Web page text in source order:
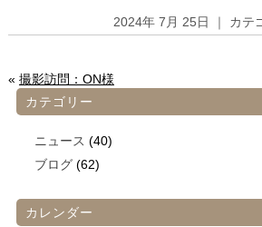
2024年 7月 25日 ｜ カテ
« 撮影訪問：ON様
カテゴリー
ニュース (40)
ブログ(62)
カレンダー